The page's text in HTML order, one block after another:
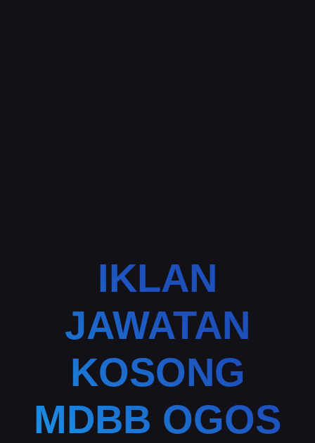
IKLAN
JAWATAN
KOSONG
MDBB OGOS